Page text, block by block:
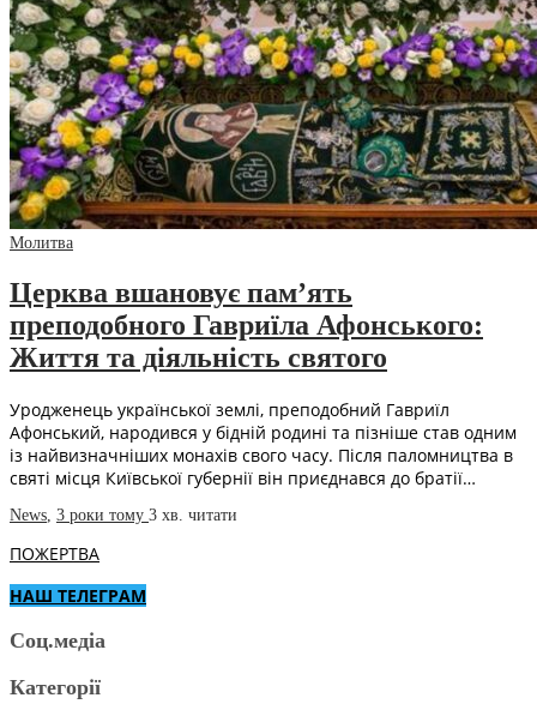
Молитва
Церква вшановує пам’ять
преподобного Гавриїла Афонського:
Життя та діяльність святого
Уродженець української землі, преподобний Гавриїл
Афонський, народився у бідній родині та пізніше став одним
із найвизначніших монахів свого часу. Після паломництва в
святі місця Київської губернії він приєднався до братії…
News, 3 роки тому 3 хв. читати
ПОЖЕРТВА
НАШ ТЕЛЕГРАМ
Соц.медіа
Категорії